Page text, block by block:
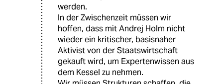
werden.
In der Zwischenzeit müssen wir
hoffen, dass mit Andrej Holm nicht
wieder ein kritischer, basisnaher
Aktivist von der Staatswirtschaft
gekauft wird, um Expertenwissen aus
dem Kessel zu nehmen.